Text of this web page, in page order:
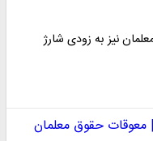
نیز به زودی شارژ